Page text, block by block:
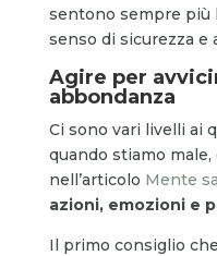
sentono sempre più
senso di sicurezza e
Agire per
abbondanza
Ci sono vari livelli ai
quando stiamo
nell’articolo Mente
azioni, emozioni e
Il primo consiglio